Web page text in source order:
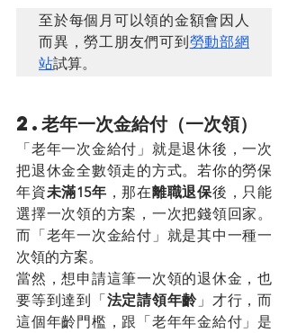
至於每個月可以領的金額會因人
而異，勞工朋友們可到勞動部網
站試算。
2.老年一次金給付（一次領）
「老年一次金給付」就是退休後，一次
把退休金全數領走的方式。若你的勞保
年資未滿15年 ，那在離職退保後，只能
選擇一次領的方案，一次把錢領回家。
而「老年一次金給付」就是其中一種一
次領的方案。
當然，想申請這筆一次領的退休金，也
要等到達到「法定請領年齡 」才行，而
這個年齡門檻，跟「老年年金給付」是